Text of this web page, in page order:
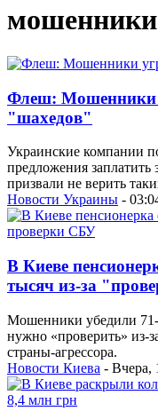
мошенники
Флеш: Мошенники
"шахедов"
Украинские компании
предложения
призвали не верить
Новости Украины -
В Киеве
тысяч из-за
Мошенники убедили
нужно «проверить» из-
страны-агрессора.
Новости Киева - Вчера,